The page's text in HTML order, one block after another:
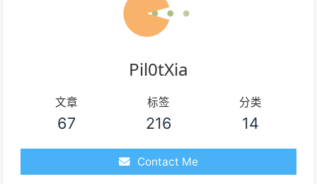
Pil0tXia
文章
67
标签
216
分类
14
Contact Me